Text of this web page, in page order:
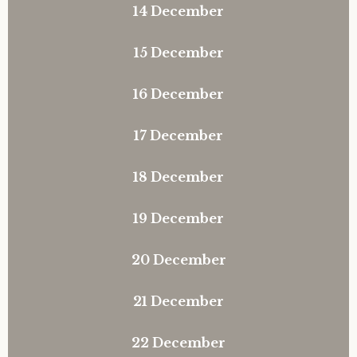
14 December
Heropen deze modal
15 December
Heropen deze modal
16 December
Heropen deze modal
17 December
Heropen deze modal
18 December
Heropen deze modal
19 December
Heropen deze modal
20 December
Heropen deze modal
21 December
Heropen deze modal
22 December
Heropen deze modal